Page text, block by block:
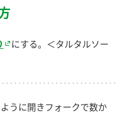
にする。＜タルタルソー
うに開きフォークで数か